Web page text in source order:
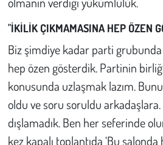
"İKİLİK ÇIKMAMASINA HEP ÖZEN
Biz şimdiye kadar parti
hep özen gösterdik. Partinin
konusunda uzlaşmak lazım.
oldu ve soru soruldu
dışlamadık. Ben her seferinde
kez kapalı toplantıda ‘Bu salonda